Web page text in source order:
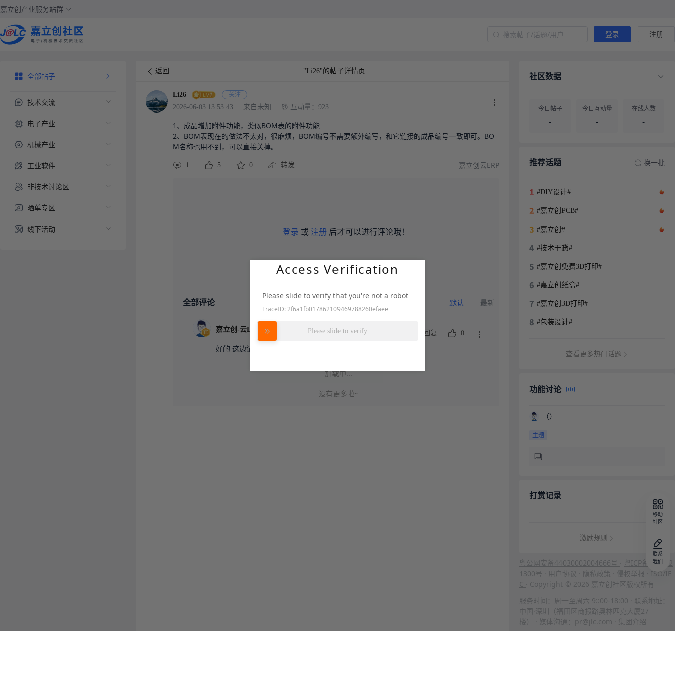
嘉立创产业服务站群
登录 注册
全部帖子
技术交流
电子产业
机械产业
工业软件
非技术讨论区
晒单专区
线下活动
返回 "Li26"的帖子详情页
Li26 关注
2026-06-03 13:53:43 来自未知 互动量：923
1、成品增加附件功能，类似BOM表的附件功能
2、BOM表现在的做法不太对，很麻烦，BOM编号不需要额外编写，和它链接的成品编号一致即可。BO
M名称也用不到，可以直接关掉。
1 5 0 转发 嘉立创云ERP
登录 或 注册 后才可以进行评论哦！
全部评论 默认 最新
01:43:09
回复 0
好的 这边记录您的建议
加载中...
没有更多啦~
社区数据
今日帖子
-
今日互动量
-
在线人数
-
-
推荐话题 换一批
#DIY设计#
#嘉立创PCB#
#嘉立创#
#技术干货#
#嘉立创免费3D打印#
#嘉立创纸盒#
#嘉立创3D打印#
#包装设计#
查看更多热门话题
功能讨论
（）
主题
打赏记录
激励规则
粤公网安备44030002004666号
粤ICP备202312
1300号
用户协议 隐私政策 侵权举报
ISO/IE
C
· Copyright © 2026 嘉立创社区版权所有
服务时间：周一至周六 9::00-18:00 · 联系地址：
中国·深圳（福田区商报路奥林匹克大厦27
楼） · 媒体沟通：pr@jlc.com · 集团介绍
移动
社区
联系
我们
Access Verification
Please slide to verify that you're not a robot
TraceID: 2f6a1fb017862109469788260efaee
Please slide to verify